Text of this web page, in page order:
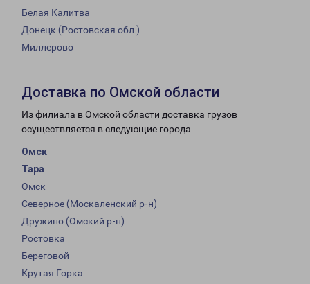
Белая Калитва
Донецк (Ростовская обл.)
Миллерово
Доставка по Омской области
Из филиала в Омской области доставка грузов
осуществляется в следующие города:
Омск
Тара
Омск
Северное (Москаленский р-н)
Дружино (Омский р-н)
Ростовка
Береговой
Крутая Горка